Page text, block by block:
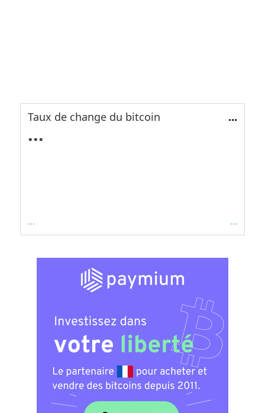
Taux de change du bitcoin ...
...
... ...